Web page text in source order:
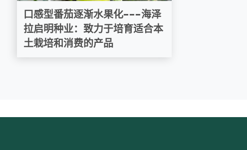
口感型番茄逐渐水果化---海泽
拉启明种业：致力于培育适合本
土栽培和消费的产品